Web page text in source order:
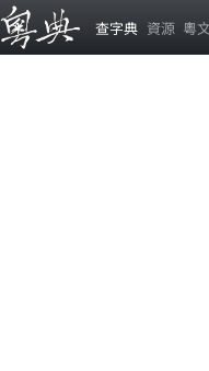
查字典 資源 粵